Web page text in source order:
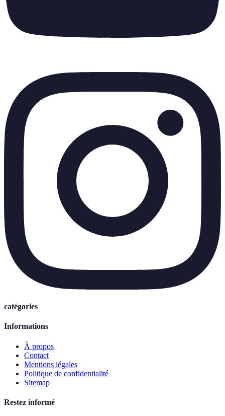
catégories
Informations
À propos
Contact
Mentions légales
Politique de confidentialité
Sitemap
Restez informé